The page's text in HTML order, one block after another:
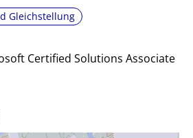
Gleichstellung
Certified Solutions Associate